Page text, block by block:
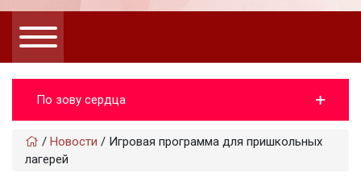
По зову сердца
/ Новости / Игровая программа для пришкольных
лагерей